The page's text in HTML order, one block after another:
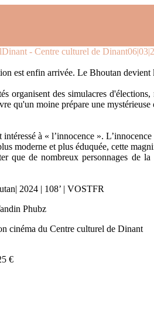
Dinant - Centre culturel de Dinant
est enfin arrivée. Le Bhoutan
organisent des simulacres
qu'un moine prépare une
intéressé à « l’innocence ».
moderne et plus éduquée, cette
que de nombreux personnages de
2024 | 108’ | VOSTFR
Phubz
cinéma du Centre culturel de Dinant
€